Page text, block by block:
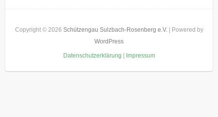
n
Copyright © 2026 Schützengau Sulzbach-Rosenberg e.V.| Powered by
WordPress
Datenschutzerklärung Impressum